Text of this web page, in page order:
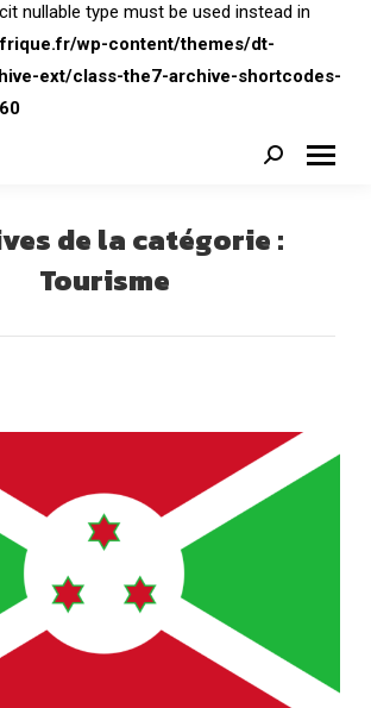
nullable type must be used instead in
wp-content/themes/dt-
ext/class-the7-archive-shortcodes-
60
Search:
de la catégorie :
Tourisme